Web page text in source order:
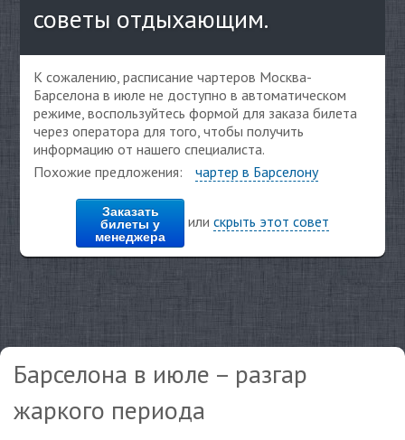
советы отдыхающим.
К сожалению, расписание чартеров Москва-
Барселона в июле не доступно в автоматическом
режиме, воспользуйтесь формой для заказа билета
через оператора для того, чтобы получить
информацию от нашего специалиста.
Похожие предложения:
чартер в Барселону
Заказать
билеты у
менеджера
или скрыть этот совет
Барселона в июле – разгар
жаркого периода